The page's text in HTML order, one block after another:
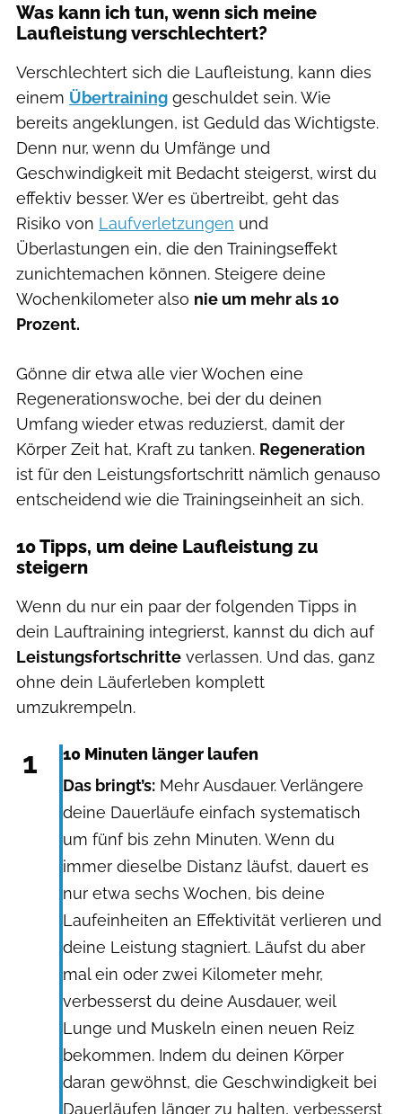
Was kann ich tun, wenn sich meine
Laufleistung verschlechtert?
Verschlechtert sich die Laufleistung, kann dies
einem Übertraining geschuldet sein. Wie
bereits angeklungen, ist Geduld das Wichtigste.
Denn nur, wenn du Umfänge und
Geschwindigkeit mit Bedacht steigerst, wirst du
effektiv besser. Wer es übertreibt, geht das
Risiko von Laufverletzungen und
Überlastungen ein, die den Trainingseffekt
zunichtemachen können. Steigere deine
Wochenkilometer also nie um mehr als 10
Prozent.
Gönne dir etwa alle vier Wochen eine
Regenerationswoche, bei der du deinen
Umfang wieder etwas reduzierst, damit der
Körper Zeit hat, Kraft zu tanken. Regeneration
ist für den Leistungsfortschritt nämlich genauso
entscheidend wie die Trainingseinheit an sich.
10 Tipps, um deine Laufleistung zu
steigern
Wenn du nur ein paar der folgenden Tipps in
dein Lauftraining integrierst, kannst du dich auf
Leistungsfortschritte verlassen. Und das, ganz
ohne dein Läuferleben komplett
umzukrempeln.
1
10 Minuten länger laufen​
Das bringt’s: Mehr Ausdauer. Verlängere
deine Dauerläufe einfach systematisch
um fünf bis zehn Minuten. Wenn du
immer dieselbe Distanz läufst, dauert es
nur etwa sechs Wochen, bis deine
Laufeinheiten an Effektivität verlieren und
deine Leistung stagniert. Läufst du aber
mal ein oder zwei Kilometer mehr,
verbesserst du deine Ausdauer, weil
Lunge und Muskeln einen neuen Reiz
bekommen. Indem du deinen Körper
daran gewöhnst, die Geschwindigkeit bei
Dauerläufen länger zu halten, verbesserst